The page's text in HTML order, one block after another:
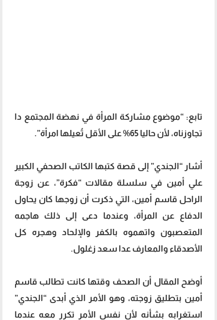
تابع: “موضوع مشاركة المرأة في نهضة المجتمع دا
تجاوزناه، لأن حاليا 65% على الأقل تُعيلها امرأة”.
أشار “الجندي” إلى قصة كتبها الكاتب الصحفي الكبير
علي أمين في سلسلة مقالات “فكرة”، عن زوجة
الراحل قاسم أمين، التي ذكرت أن زوجها كان يحاول
الدفاع عن المرأة، وعندما دعى إلى ذلك هاجمه
المتعصبون واتهموه بالكفر والإلحاد وهجره كل
الأصدقاء والمعارف عدا سعد زغلول.
أوضح المقال أن الصحف وقتها كانت تطالب قاسم
أمين بتطليق زوجته، وهو الأمر الذي أبدى “الجندي”
استغرابه بشأنه لأن نفس الأمر تكرر معه عندما